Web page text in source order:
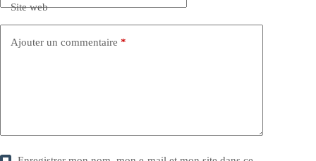
Site web
Ajouter un commentaire *